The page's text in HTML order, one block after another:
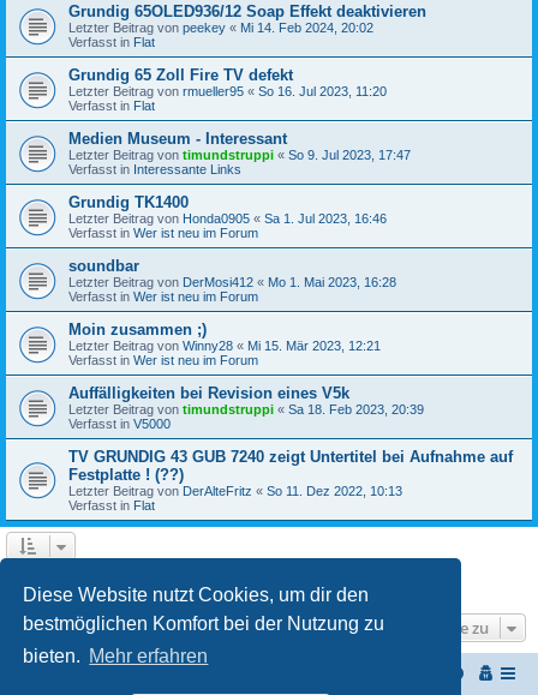
Diese Website nutzt Cookies, um dir den
bestmöglichen Komfort bei der Nutzung zu
bieten. Mehr erfahren
Grundig 65OLED936/12 Soap Effekt deaktivieren
Letzter Beitrag von peekey « Mi 14. Feb 2024, 20:02
Verfasst in Flat
Grundig 65 Zoll Fire TV defekt
Letzter Beitrag von rmueller95 « So 16. Jul 2023, 11:20
Verfasst in Flat
Medien Museum - Interessant
Letzter Beitrag von timundstruppi « So 9. Jul 2023, 17:47
Verfasst in Interessante Links
Grundig TK1400
Letzter Beitrag von Honda0905 « Sa 1. Jul 2023, 16:46
Verfasst in Wer ist neu im Forum
soundbar
Letzter Beitrag von DerMosi412 « Mo 1. Mai 2023, 16:28
Verfasst in Wer ist neu im Forum
Moin zusammen ;)
Letzter Beitrag von Winny28 « Mi 15. Mär 2023, 12:21
Verfasst in Wer ist neu im Forum
Auffälligkeiten bei Revision eines V5k
Letzter Beitrag von timundstruppi « Sa 18. Feb 2023, 20:39
Verfasst in V5000
TV GRUNDIG 43 GUB 7240 zeigt Untertitel bei Aufnahme auf
Festplatte ! (??)
Letzter Beitrag von DerAlteFritz « So 11. Dez 2022, 10:13
Verfasst in Flat
Gehe zu